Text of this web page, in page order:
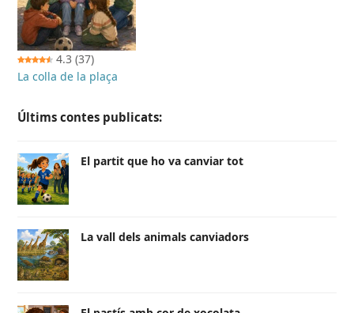
4.3 (37)
La colla de la plaça
Últims contes publicats:
El partit que ho va canviar tot
La vall dels animals canviadors